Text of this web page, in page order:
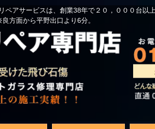
ペアサービスは、創業38年で２０，０００台
方面から平野出口より6分。